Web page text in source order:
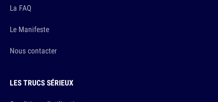
La FAQ
Le Manifeste
Nous contacter
LES TRUCS SÉRIEUX